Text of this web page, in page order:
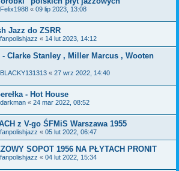
Felix1988 « 09 lip 2023, 13:08
Jazz do ZSRR
fanpolishjazz « 14 lut 2023, 14:12
Clarke Stanley , Miller Marcus , Wooten
BLACKY131313 « 27 wrz 2022, 14:40
- Hot House
darkman « 24 mar 2022, 08:52
z V-go ŚFMiS Warszawa 1955
fanpolishjazz « 05 lut 2022, 06:47
SOPOT 1956 NA PŁYTACH PRONIT
fanpolishjazz « 04 lut 2022, 15:34